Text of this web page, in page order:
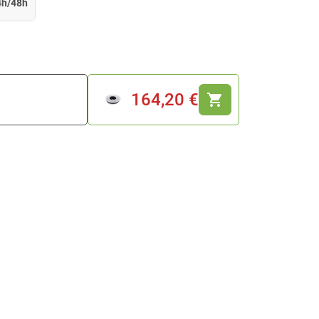
48h
164,20 € shopping_cart